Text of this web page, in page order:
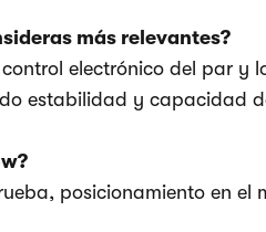
más relevantes?
electrónico del par y
estabilidad y capacidad
posicionamiento en